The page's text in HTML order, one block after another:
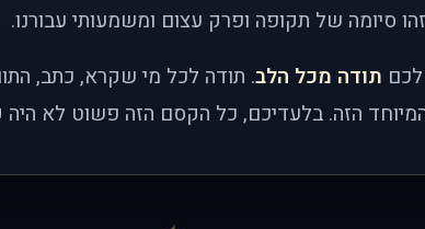
סיומה של תקופה ופרק עצום ומשמעותי עבורנו.
לכם תודה מכל הלב. תודה לכל מי שקרא, כתב,
הזה. בלעדיכם, כל הקסם הזה פשוט לא היה